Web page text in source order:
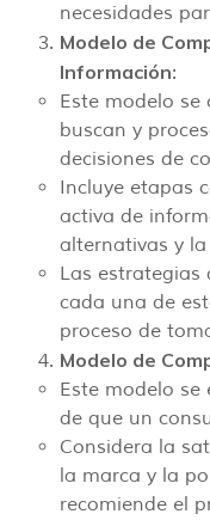
necesidades
Modelo de
Información:
Este modelo se
buscan y
decisiones de
Incluye etapas
activa de
alternativas y
Las estrategias
cada una de
proceso de
Modelo de
Este modelo se
de que un
Considera la
la marca y la
recomiende el